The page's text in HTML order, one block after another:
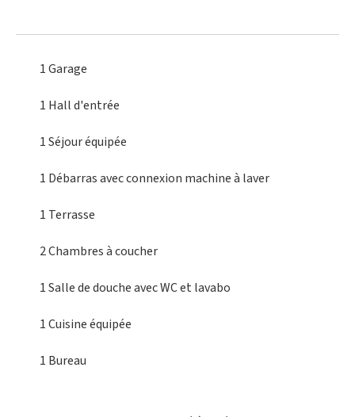
1 Garage
1 Hall d'entrée
1 Séjouréquipée
1 Débarrasavec connexion machine à laver
1 Terrasse
2 Chambresà coucher
1 Salle de doucheavec WC et lavabo
1 Cuisine équipée
1 Bureau